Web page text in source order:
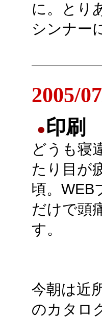
に。とり
シンナー
2005/
●印刷
どうも寝
たり目が
頃。WEB
だけで頭
す。
今朝は近
のカタロ